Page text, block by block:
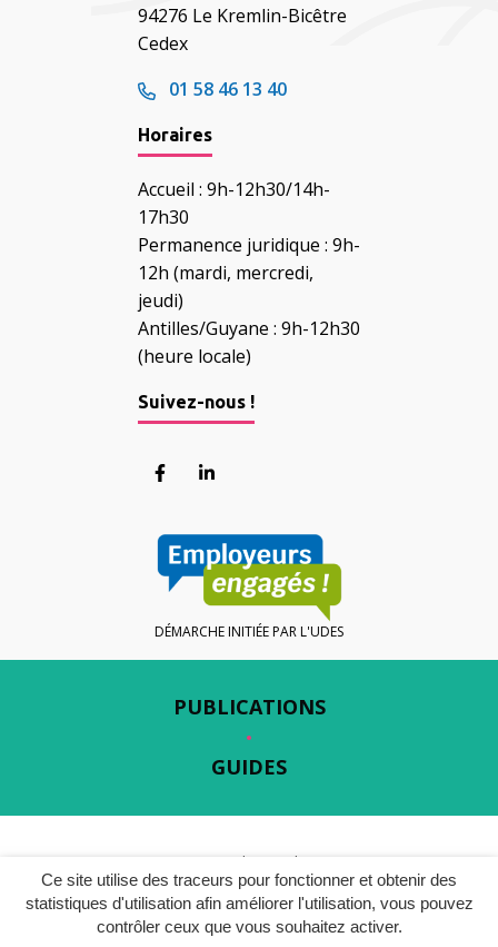
Ce site utilise des traceurs pour fonctionner et obtenir des
statistiques d'utilisation afin améliorer l'utilisation, vous pouvez
contrôler ceux que vous souhaitez activer.
94276 Le Kremlin-Bicêtre
Cedex
01 58 46 13 40
Horaires
Accueil : 9h-12h30/14h-
17h30
Permanence juridique : 9h-
12h (mardi, mercredi,
jeudi)
Antilles/Guyane : 9h-12h30
(heure locale)
Suivez-nous !
Lien vers le compte Facebook
Lien vers le compte Linkedin
DÉMARCHE INITIÉE PAR L'UDES
PUBLICATIONS
GUIDES
Gestion des cookies
Plan du site
Mentions légales